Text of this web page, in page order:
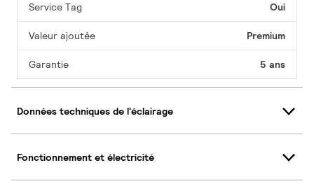
Service Tag Oui
Valeur ajoutée Premium
Garantie 5 ans
Données techniques de l'éclairage
Fonctionnement et électricité